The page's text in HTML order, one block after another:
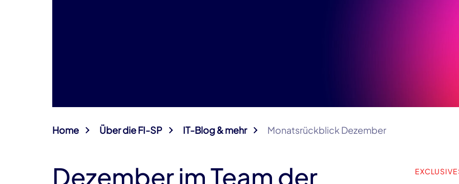
Home Über die FI-SP IT-Blog & mehr Monatsrückblick Dezember
Dezember im Team der